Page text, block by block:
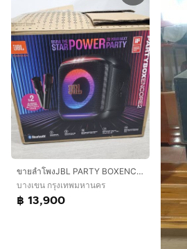
ขายลำโพงJBL PARTY BOXENCORE2พร้อม ไมค์ 2 ตัว
บางเขน กรุงเทพมหานคร
฿ 13,900